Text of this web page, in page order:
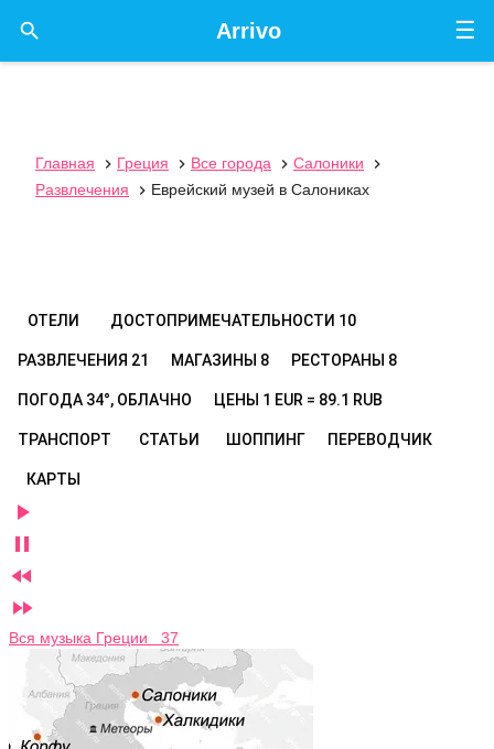
☰
Arrivo

Главная  Греция  Все города  Салоники

Развлечения
 Еврейский музей в Салониках
ОТЕЛИ ДОСТОПРИМЕЧАТЕЛЬНОСТИ 10
РАЗВЛЕЧЕНИЯ 21 МАГАЗИНЫ 8 РЕСТОРАНЫ 8
ПОГОДА 34°, ОБЛАЧНО ЦЕНЫ 1 EUR = 89.1 RUB
ТРАНСПОРТ СТАТЬИ ШОППИНГ ПЕРЕВОДЧИК
КАРТЫ




Вся музыка Греции 37